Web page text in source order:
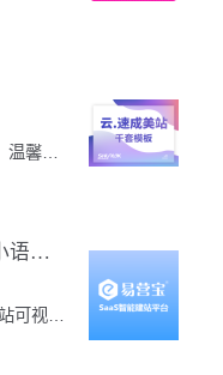
千套模板切换、可视化操作、PC+手机！温馨提示：即开即用，模板地址：https://moban.wezhan.cn/，操作教程请见帮助中心：https://help.aliyun.com/product/142528.html，咨询热线：0574-87120081
B2B营销型多语言外贸独立站丨小语种建站丨网站搭建
采用H5响应式营销型建站技术，自助建站可视化操作，PC网站可自动响应到谷歌AMP技术手机端；谷歌智能翻译137语言、免费模版任选和替换、免费服务器多节点覆盖。联系电话：4009030002 转10684